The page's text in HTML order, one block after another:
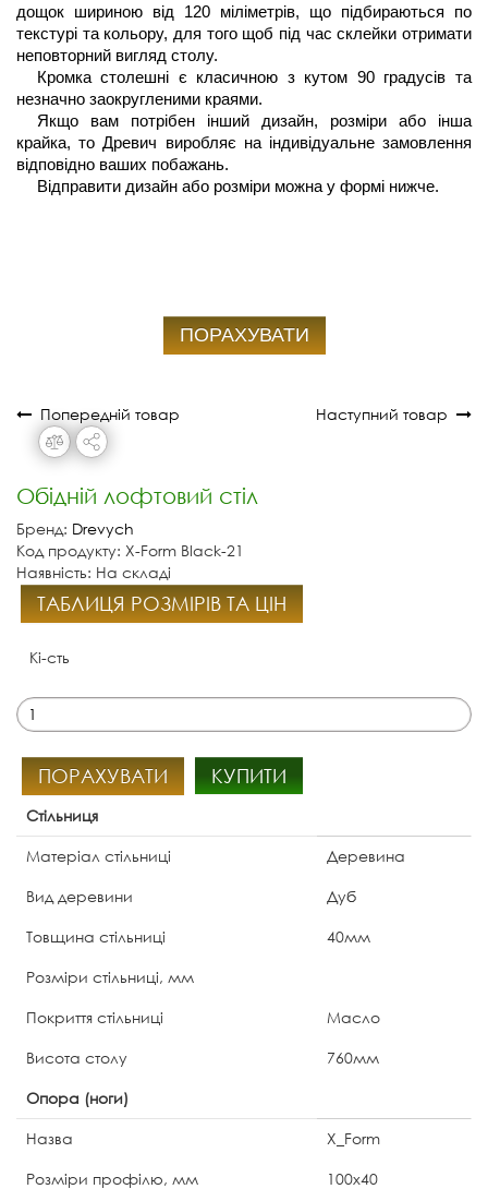
дощок шириною від 120 міліметрів, що підбираються по
текстурі та кольору, для того щоб під час склейки отримати
неповторний вигляд столу.
Кромка столешні є класичною з кутом 90 градусів та
незначно заокругленими краями.
Якщо вам потрібен інший дизайн, розміри або інша
крайка, то Древич виробляє на індивідуальне замовлення
відповідно ваших побажань.
Відправити дизайн або розміри можна у формі нижче.
ПОРАХУВАТИ
Попередній товар Наступний товар
Обідній лофтовий стіл
Бренд: Drevych
Код продукту: X-Form Black-21
Наявність: На складі
ТАБЛИЦЯ РОЗМІРІВ ТА ЦІН
Кі-сть
ПОРАХУВАТИ КУПИТИ
Стільниця
Матеріал стільниці
Деревина
Вид деревини
Дуб
Товщина стільниці
40мм
Розміри стільниці, мм
Покриття стільниці
Масло
Висота столу
760мм
Опора (ноги)
Назва
X_Form
Розміри профілю, мм
100х40